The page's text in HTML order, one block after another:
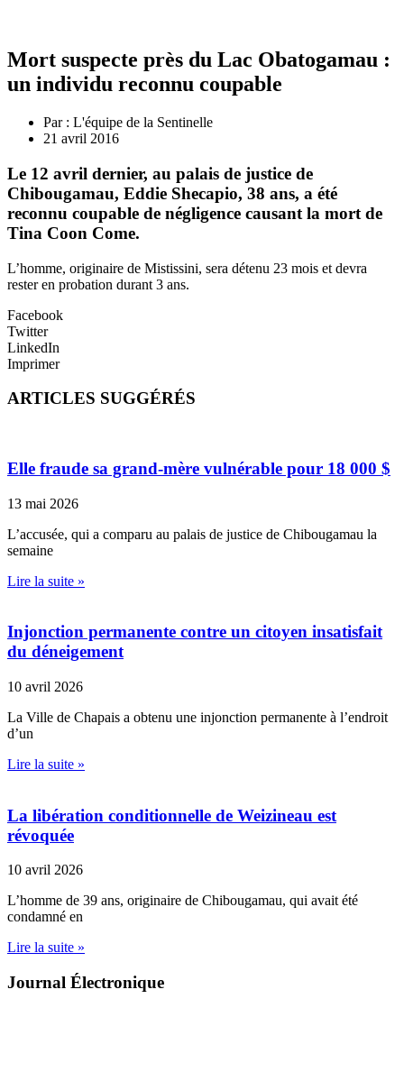
Mort suspecte près du Lac Obatogamau :
un individu reconnu coupable
Par : L'équipe de la Sentinelle
21 avril 2016
Le 12 avril dernier, au palais de justice de
Chibougamau, Eddie Shecapio, 38 ans, a été
reconnu coupable de négligence causant la mort de
Tina Coon Come.
L’homme, originaire de Mistissini, sera détenu 23 mois et devra
rester en probation durant 3 ans.
Facebook
Twitter
LinkedIn
Imprimer
ARTICLES SUGGÉRÉS
Elle fraude sa grand-mère vulnérable pour 18 000 $
13 mai 2026
L’accusée, qui a comparu au palais de justice de Chibougamau la
semaine
Lire la suite »
Injonction permanente contre un citoyen insatisfait
du déneigement
10 avril 2026
La Ville de Chapais a obtenu une injonction permanente à l’endroit
d’un
Lire la suite »
La libération conditionnelle de Weizineau est
révoquée
10 avril 2026
L’homme de 39 ans, originaire de Chibougamau, qui avait été
condamné en
Lire la suite »
Journal Électronique